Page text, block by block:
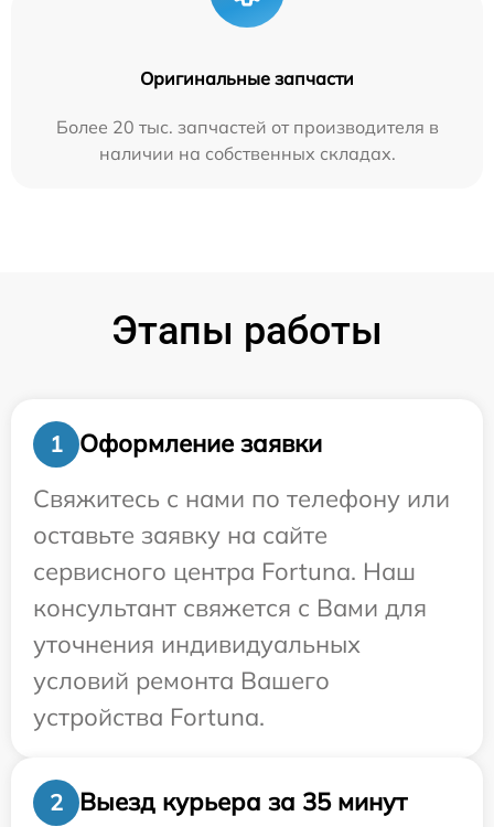
Оригинальные запчасти
Более 20 тыс. запчастей от производителя в
наличии на собственных складах.
Этапы работы
1
Оформление заявки
Свяжитесь с нами по телефону или
оставьте заявку на сайте
сервисного центра Fortuna. Наш
консультант свяжется с Вами для
уточнения индивидуальных
условий ремонта Вашего
устройства Fortuna.
2
Выезд курьера за 35 минут